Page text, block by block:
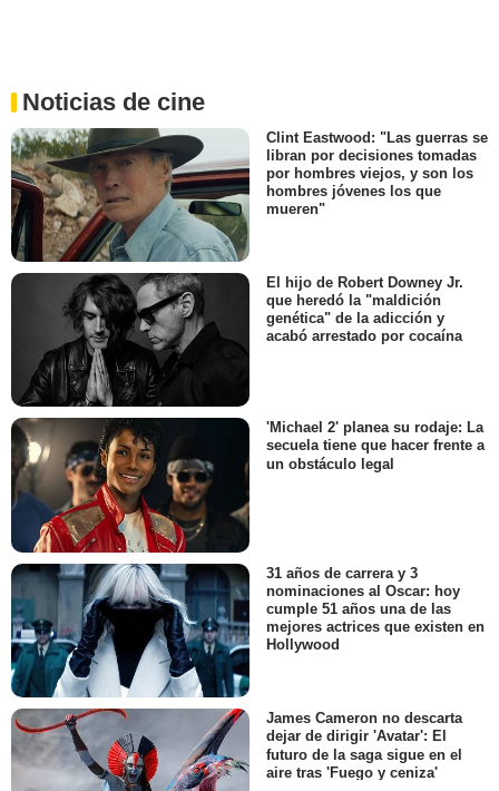
Noticias de cine
Clint Eastwood: "Las guerras se
libran por decisiones tomadas
por hombres viejos, y son los
hombres jóvenes los que
mueren"
El hijo de Robert Downey Jr.
que heredó la "maldición
genética" de la adicción y
acabó arrestado por cocaína
'Michael 2' planea su rodaje: La
secuela tiene que hacer frente a
un obstáculo legal
31 años de carrera y 3
nominaciones al Oscar: hoy
cumple 51 años una de las
mejores actrices que existen en
Hollywood
James Cameron no descarta
dejar de dirigir 'Avatar': El
futuro de la saga sigue en el
aire tras 'Fuego y ceniza'